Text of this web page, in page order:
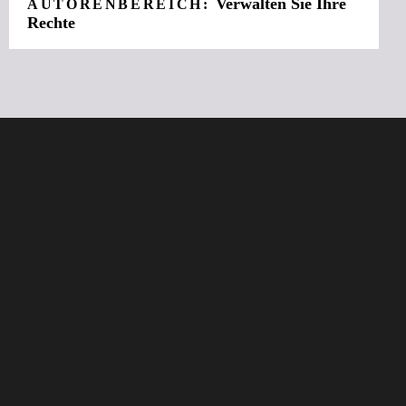
AUTORENBEREICH:
Rechte